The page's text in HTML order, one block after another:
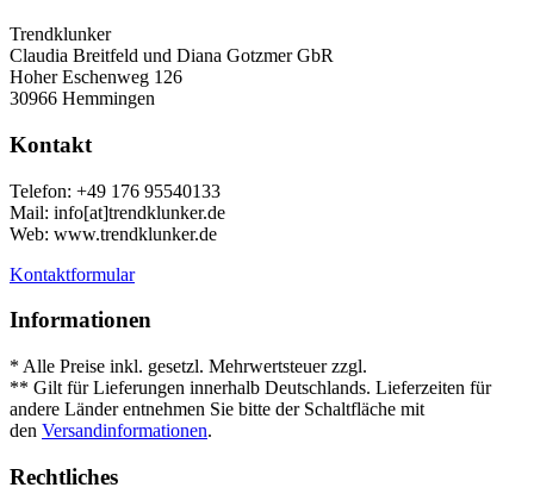
Trendklunker
Claudia Breitfeld und Diana Gotzmer GbR
Hoher Eschenweg 126
30966 Hemmingen
Kontakt
Telefon: +49 176 95540133
Mail: info[at]trendklunker.de
Web: www.trendklunker.de
Kontaktformular
Informationen
* Alle Preise inkl. gesetzl. Mehrwertsteuer zzgl.
** Gilt für Lieferungen innerhalb Deutschlands. Lieferzeiten für
andere Länder entnehmen Sie bitte der Schaltfläche mit
den Versandinformationen.
Rechtliches